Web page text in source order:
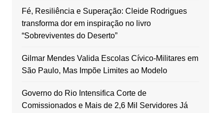
Fé, Resiliência e Superação: Cleide Rodrigues
transforma dor em inspiração no livro
“Sobreviventes do Deserto”
Gilmar Mendes Valida Escolas Cívico-Militares em
São Paulo, Mas Impõe Limites ao Modelo
Governo do Rio Intensifica Corte de
Comissionados e Mais de 2,6 Mil Servidores Já